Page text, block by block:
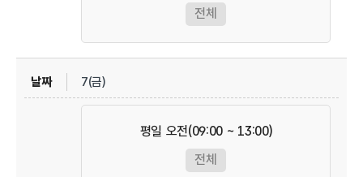
전체
7(금)
평일 오전(09:00 ~ 13:00)
전체